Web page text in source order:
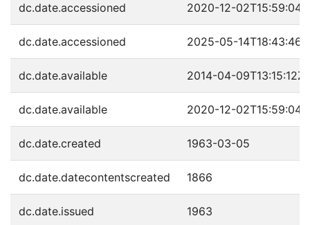
dc.date.accessioned 2020-12-02T15:59:04Z
dc.date.accessioned 2025-05-14T18:43:46Z
dc.date.available 2014-04-09T13:15:12Z
dc.date.available 2020-12-02T15:59:04Z
dc.date.created 1963-03-05
dc.date.datecontentscreated 1866
dc.date.issued 1963